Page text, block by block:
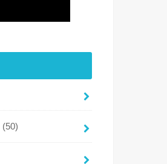
(50)